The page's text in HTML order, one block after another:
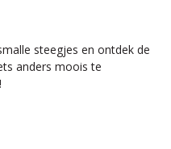
steegjes en ontdek de
anders moois te